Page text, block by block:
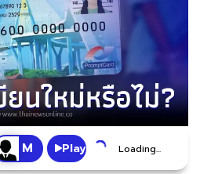
Play Loading...